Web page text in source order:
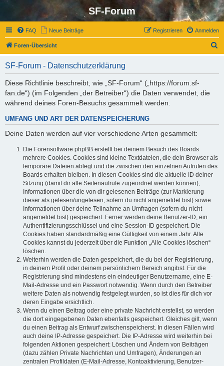
SF-Forum
FAQ Neue Beiträge Anmelden
Registrieren
Foren-Übersicht
SF-Forum - Datenschutzerklärung
Diese Richtlinie beschreibt, wie „SF-Forum“ („https://forum.sf-
fan.de“) (im Folgenden „der Betreiber“) die Daten verwendet, die
während deines Foren-Besuchs gesammelt werden.
UMFANG UND ART DER DATENSPEICHERUNG
Deine Daten werden auf vier verschiedene Arten gesammelt:
Die Forensoftware phpBB erstellt bei deinem Besuch des Boards
mehrere Cookies. Cookies sind kleine Textdateien, die dein Browser als
temporäre Dateien ablegt und die zwischen den einzelnen Aufrufen des
Boards erhalten bleiben. In diesen Cookies sind die aktuelle ID deiner
Sitzung (damit dir alle Seitenaufrufe zugeordnet werden können),
Informationen über die von dir gelesenen Beiträge (zur Markierung
dieser als gelesen/ungelesen; sofern du nicht angemeldet bist) sowie
Informationen über deine Teilnahme an Umfragen (sofern du nicht
angemeldet bist) gespeichert. Ferner werden deine Benutzer-ID, ein
Authentifizierungsschlüssel und eine Session-ID gespeichert. Die
Cookies haben standardmäßig eine Gültigkeit von einem Jahr. Alle
Cookies kannst du jederzeit über die Funktion „Alle Cookies löschen“
löschen.
Weiterhin werden die Daten gespeichert, die du bei der Registrierung,
in deinem Profil oder deinem persönlichem Bereich angibst. Für die
Registrierung sind mindestens ein eindeutiger Benutzername, eine E-
Mail-Adresse und ein Passwort notwendig. Wenn durch den Betreiber
weitere Daten als notwendig festgelegt wurden, so ist dies für dich vor
deren Eingabe ersichtlich.
Wenn du einen Beitrag oder eine private Nachricht erstellst, so werden
die dort eingegebenen Daten ebenfalls gespeichert. Gleiches gilt, wenn
du einen Beitrag als Entwurf zwischenspeicherst. In diesen Fällen wird
auch deine IP-Adresse gespeichert. Die IP-Adresse wird weiterhin bei
folgenden Aktionen gespeichert: Löschen und Ändern von Beiträgen
(dazu zählen Private Nachrichten und Umfragen), Änderungen an
zentralen Profildaten (E-Mail-Adresse, Kontoaktivierung, Benutzer-